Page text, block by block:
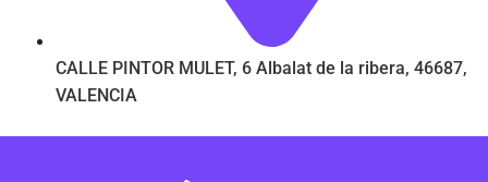
CALLE PINTOR MULET, 6 Albalat de la ribera, 46687,
VALENCIA